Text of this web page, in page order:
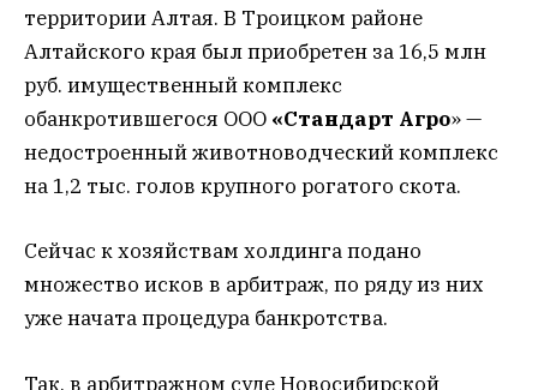
территории Алтая. В Троицком районе
Алтайского края был приобретен за 16,5 млн
руб. имущественный комплекс
обанкротившегося ООО «Стандарт Агро» —
недостроенный животноводческий комплекс
на 1,2 тыс. голов крупного рогатого скота.
Сейчас к хозяйствам холдинга подано
множество исков в арбитраж, по ряду из них
уже начата процедура банкротства.
Так, в арбитражном суде Новосибирской